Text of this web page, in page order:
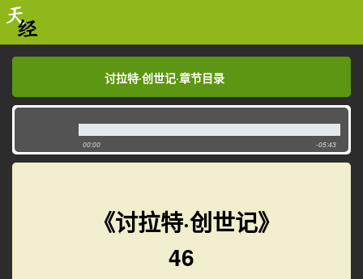
讨拉特·创世记·章节目录
讨拉特·创世记·章节目录
00:00 -05:43
《讨拉特·创世记》
46